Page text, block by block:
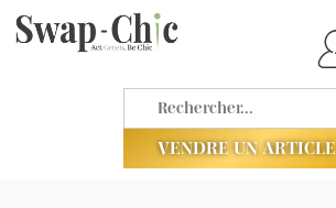
VENDRE UN ARTICLE